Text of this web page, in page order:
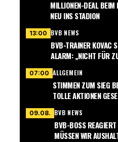
MILLIONEN-DEAL
NEU INS STADION
13:00 BVB NEWS
BVB-TRAINER KOVAC
ALARM: „NICHT FÜR
07:00 ALLGEMEIN
STIMMEN ZUM SIEG
TOLLE AKTIONEN
09.08. BVB NEWS
BVB-BOSS
MÜSSEN WIR